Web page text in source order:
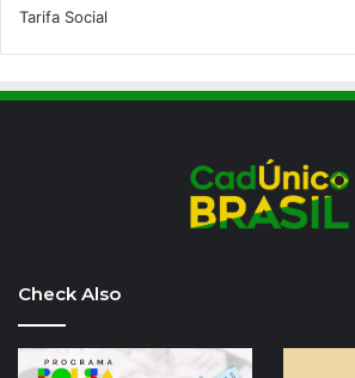
Tarifa Social
Check Also